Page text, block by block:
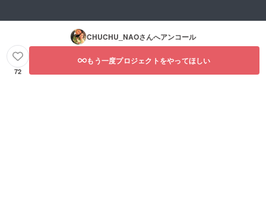
CHUCHU_NAOさんへアンコール
72
もう一度プロジェクトをやってほしい